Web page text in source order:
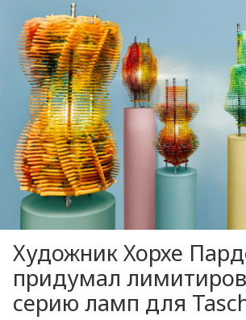
Художник Хорхе
придумал
серию ламп для